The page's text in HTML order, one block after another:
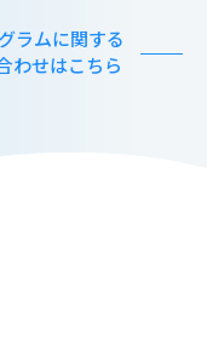
ラムに関する
わせはこちら